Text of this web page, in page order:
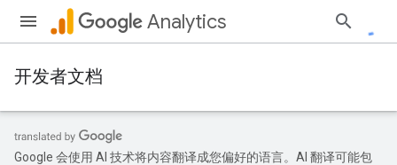
Analytics
开发者文档
Google 会使用 AI 技术将内容翻译成您偏好的语言。AI 翻译可能包